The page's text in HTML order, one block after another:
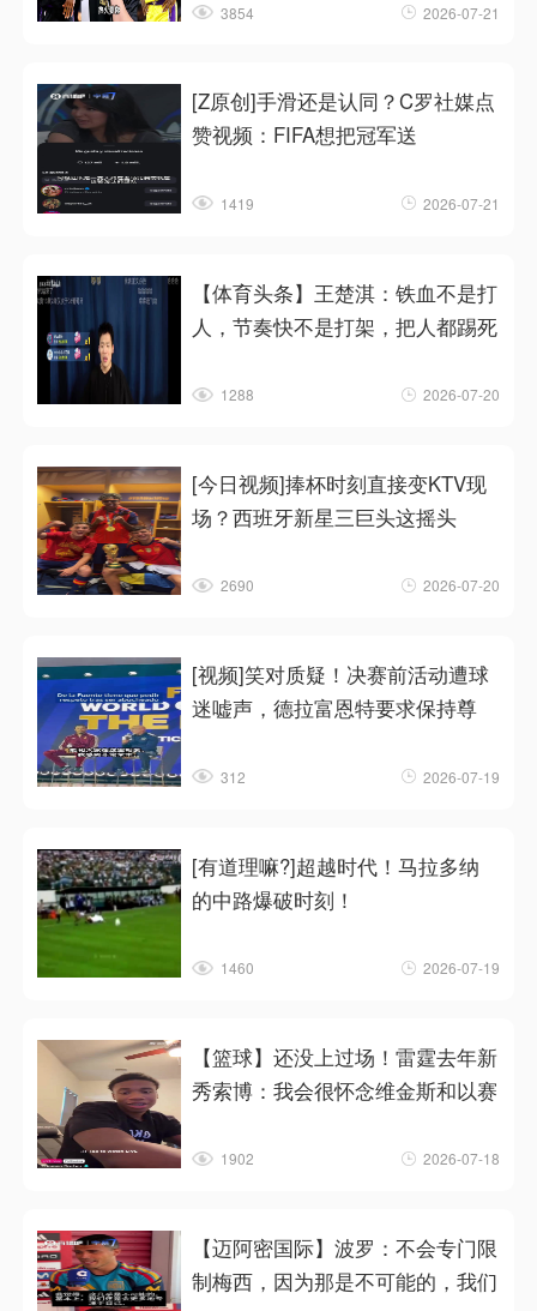
3854 2026-07-21
[Z原创]手滑还是认同？C罗社媒点
赞视频：FIFA想把冠军送
1419 2026-07-21
【体育头条】王楚淇：铁血不是打
人，节奏快不是打架，把人都踢死
1288 2026-07-20
[今日视频]捧杯时刻直接变KTV现
场？西班牙新星三巨头这摇头
2690 2026-07-20
[视频]笑对质疑！决赛前活动遭球
迷嘘声，德拉富恩特要求保持尊
312 2026-07-19
[有道理嘛?]超越时代！马拉多纳
的中路爆破时刻！
1460 2026-07-19
【篮球】还没上过场！雷霆去年新
秀索博：我会很怀念维金斯和以赛
1902 2026-07-18
【迈阿密国际】波罗：不会专门限
制梅西，因为那是不可能的，我们